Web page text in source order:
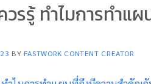
วรรู้ ทำไมการทำ
BY FASTWORK CONTENT CREATOR